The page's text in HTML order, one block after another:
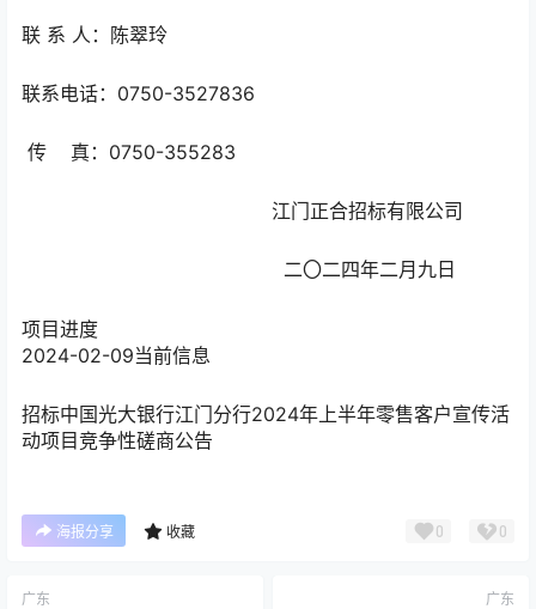
联 系 人：陈翠玲
联系电话：0750-3527836
传 真：0750-355283
江门正合招标有限公司
二〇二四年二月九日
项目进度
2024-02-09当前信息
招标中国光大银行江门分行2024年上半年零售客户宣传活
动项目竞争性磋商公告
海报分享 收藏 0 0
广东 广东